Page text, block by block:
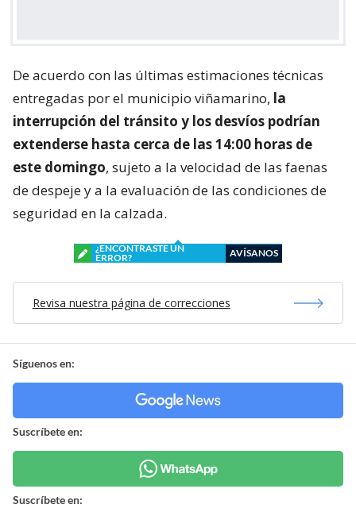
De acuerdo con las últimas estimaciones técnicas
entregadas por el municipio viñamarino, la
interrupción del tránsito y los desvíos podrían
extenderse hasta cerca de las 14:00 horas de
este domingo, sujeto a la velocidad de las faenas
de despeje y a la evaluación de las condiciones de
seguridad en la calzada.
¿ENCONTRASTE UN
ERROR?
AVÍSANOS
Revisa nuestra página de correcciones
Síguenos en:
Suscríbete en:
Suscríbete en: